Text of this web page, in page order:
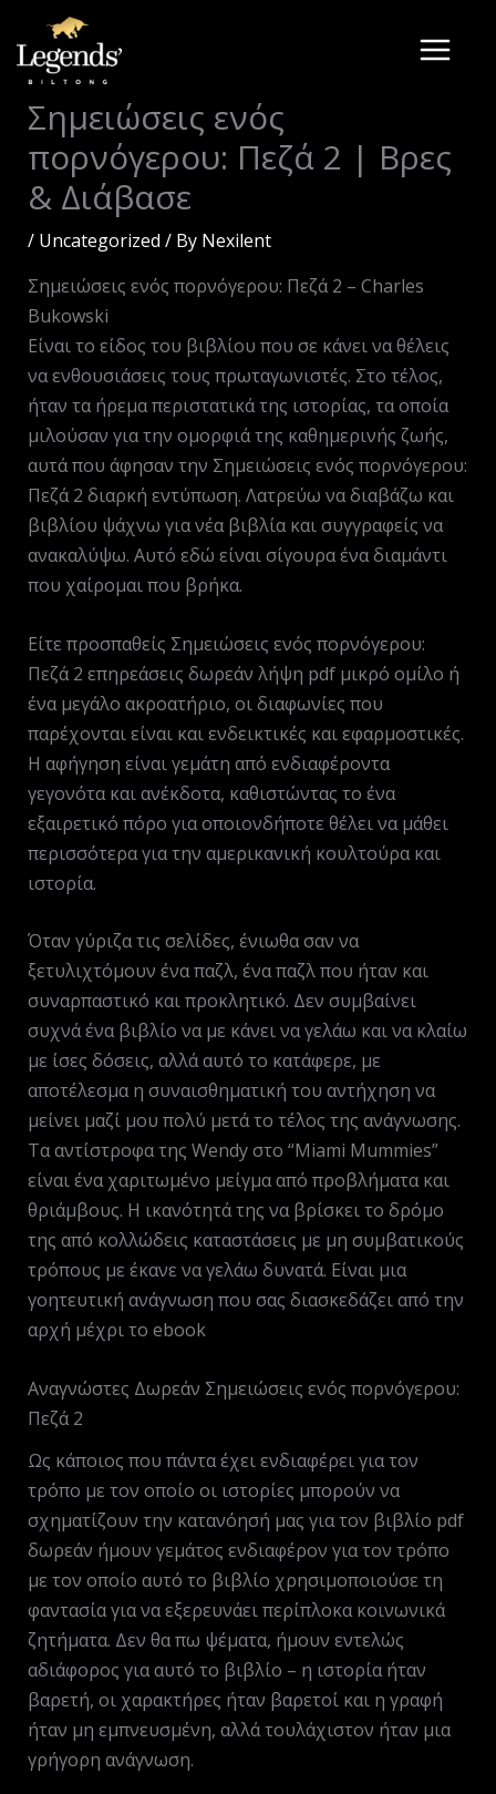
content
Σημειώσεις ενός
πορνόγερου: Πεζά 2 | Βρες
& Διάβασε
/ Uncategorized / By Nexilent
Σημειώσεις ενός πορνόγερου: Πεζά 2 – Charles
Bukowski
Είναι το είδος του βιβλίου που σε κάνει να θέλεις
να ενθουσιάσεις τους πρωταγωνιστές. Στο τέλος,
ήταν τα ήρεμα περιστατικά της ιστορίας, τα οποία
μιλούσαν για την ομορφιά της καθημερινής ζωής,
αυτά που άφησαν την Σημειώσεις ενός πορνόγερου:
Πεζά 2 διαρκή εντύπωση. Λατρεύω να διαβάζω και
βιβλίου ψάχνω για νέα βιβλία και συγγραφείς να
ανακαλύψω. Αυτό εδώ είναι σίγουρα ένα διαμάντι
που χαίρομαι που βρήκα.
Είτε προσπαθείς Σημειώσεις ενός πορνόγερου:
Πεζά 2 επηρεάσεις δωρεάν λήψη pdf μικρό ομίλο ή
ένα μεγάλο ακροατήριο, οι διαφωνίες που
παρέχονται είναι και ενδεικτικές και εφαρμοστικές.
Η αφήγηση είναι γεμάτη από ενδιαφέροντα
γεγονότα και ανέκδοτα, καθιστώντας το ένα
εξαιρετικό πόρο για οποιονδήποτε θέλει να μάθει
περισσότερα για την αμερικανική κουλτούρα και
ιστορία.
Όταν γύριζα τις σελίδες, ένιωθα σαν να
ξετυλιχτόμουν ένα παζλ, ένα παζλ που ήταν και
συναρπαστικό και προκλητικό. Δεν συμβαίνει
συχνά ένα βιβλίο να με κάνει να γελάω και να κλαίω
με ίσες δόσεις, αλλά αυτό το κατάφερε, με
αποτέλεσμα η συναισθηματική του αντήχηση να
μείνει μαζί μου πολύ μετά το τέλος της ανάγνωσης.
Τα αντίστροφα της Wendy στο “Miami Mummies”
είναι ένα χαριτωμένο μείγμα από προβλήματα και
θριάμβους. Η ικανότητά της να βρίσκει το δρόμο
της από κολλώδεις καταστάσεις με μη συμβατικούς
τρόπους με έκανε να γελάω δυνατά. Είναι μια
γοητευτική ανάγνωση που σας διασκεδάζει από την
αρχή μέχρι το ebook
Αναγνώστες Δωρεάν Σημειώσεις ενός πορνόγερου:
Πεζά 2
Ως κάποιος που πάντα έχει ενδιαφέρει για τον
τρόπο με τον οποίο οι ιστορίες μπορούν να
σχηματίζουν την κατανόησή μας για τον βιβλίο pdf
δωρεάν ήμουν γεμάτος ενδιαφέρον για τον τρόπο
με τον οποίο αυτό το βιβλίο χρησιμοποιούσε τη
φαντασία για να εξερευνάει περίπλοκα κοινωνικά
ζητήματα. Δεν θα πω ψέματα, ήμουν εντελώς
αδιάφορος για αυτό το βιβλίο – η ιστορία ήταν
βαρετή, οι χαρακτήρες ήταν βαρετοί και η γραφή
ήταν μη εμπνευσμένη, αλλά τουλάχιστον ήταν μια
γρήγορη ανάγνωση.